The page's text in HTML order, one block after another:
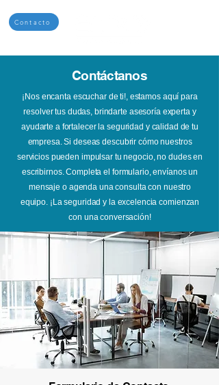
Contacto
Contáctanos
¡Nos encanta escuchar de ti!, estamos aquí para
resolver tus dudas, brindarte asesoría experta y
ayudarte a fortalecer la seguridad y calidad de tu
empresa. Si deseas descubrir cómo nuestros
servicios pueden impulsar tu negocio, no dudes en
escribirnos. Completa el formulario, envíanos un
mensaje o agenda una consulta con nuestro
equipo. ¡La seguridad y la excelencia comienzan
con una conversación!